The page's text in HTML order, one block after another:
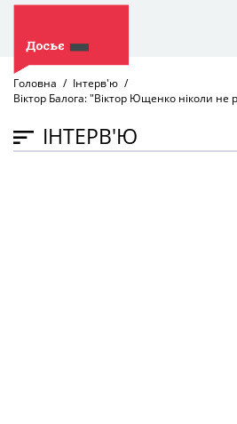
Головна
Інтерв'ю
Віктор Балога: "Віктор Ющенко ніколи не
ІНТЕРВ'Ю